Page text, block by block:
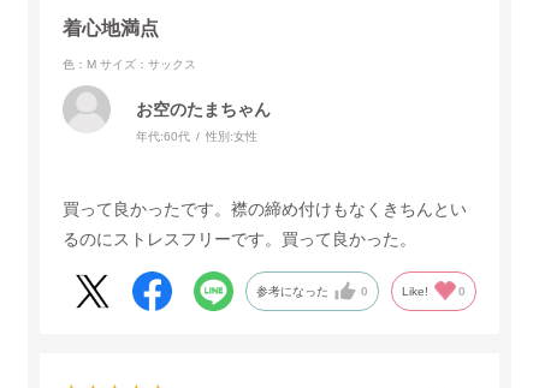
着心地満点
色：M サイズ：サックス
お空のたまちゃん
年代:60代 性別:女性
買って良かったです。襟の締め付けもなくきちんとい
るのにストレスフリーです。買って良かった。
参考になった 0 Like! 0